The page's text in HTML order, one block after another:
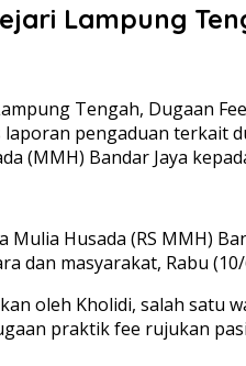
Lampung
pengaduan terkait
(MMH) Bandar Jaya
Mulia Husada (RS MMH)
dan masyarakat, Rabu
oleh Kholidi, salah satu
praktik fee rujukan